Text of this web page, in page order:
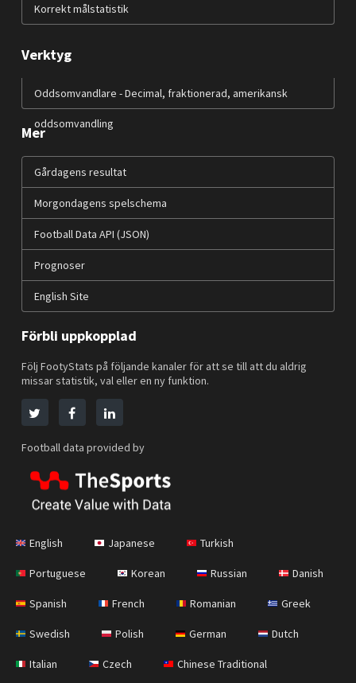
Korrekt målstatistik
Verktyg
Oddsomvandlare - Decimal, fraktionerad, amerikansk
oddsomvandling
Mer
Gårdagens resultat
Morgondagens spelschema
Football Data API (JSON)
Prognoser
English Site
Förbli uppkopplad
Följ FootyStats på följande kanaler för att se till att du aldrig
missar statistik, val eller en ny funktion.
Football data provided by
English Japanese Turkish
Portuguese Korean Russian Danish
Spanish French Romanian Greek
Swedish Polish German Dutch
Italian Czech Chinese Traditional